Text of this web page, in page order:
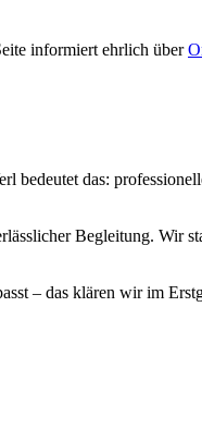
informiert ehrlich über
bedeutet das:
Begleitung. Wir
– das klären wir im